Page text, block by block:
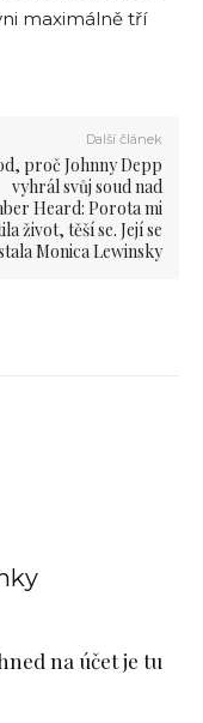
maximálně tří
Další článek
proč Johnny Depp
vyhrál svůj soud nad
Heard: Porota mi
život, těší se. Její se
Monica Lewinsky
na účet je tu